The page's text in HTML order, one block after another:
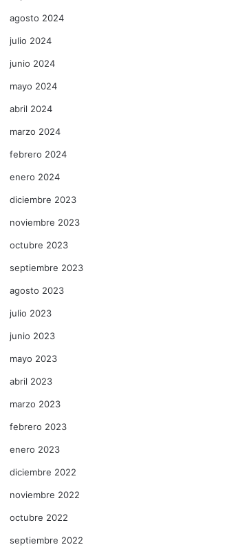
agosto 2024
julio 2024
junio 2024
mayo 2024
abril 2024
marzo 2024
febrero 2024
enero 2024
diciembre 2023
noviembre 2023
octubre 2023
septiembre 2023
agosto 2023
julio 2023
junio 2023
mayo 2023
abril 2023
marzo 2023
febrero 2023
enero 2023
diciembre 2022
noviembre 2022
octubre 2022
septiembre 2022